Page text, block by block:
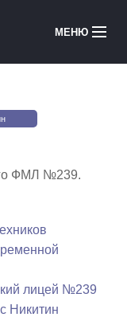
МЕНЮ
Медиатека
Войти
ФМЛ №239.
лицей №239
Никитин